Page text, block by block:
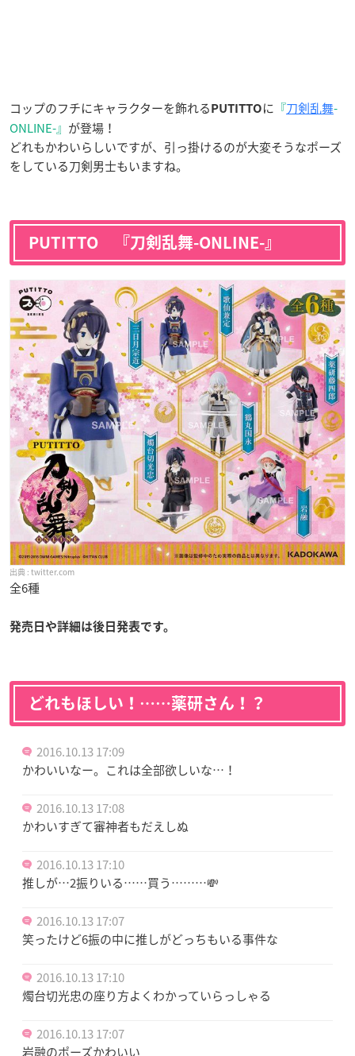
コップのフチにキャラクターを飾れる PUTITTO に 『刀剣乱舞-
ONLINE-』 が登場！
どれもかわいらしいですが、引っ掛けるのが大変そうなポーズ
をしている刀剣男士もいますね。
PUTITTO 『刀剣乱舞-ONLINE-』
twitter.com
全6種
発売日や詳細は後日発表です。
どれもほしい！……薬研さん！？
2016.10.13 17:09
かわいいなー。これは全部欲しいな…！
2016.10.13 17:08
かわいすぎて審神者もだえしぬ
2016.10.13 17:10
推しが…2振りいる……買う………💸
2016.10.13 17:07
笑ったけど6振の中に推しがどっちもいる事件な
2016.10.13 17:10
燭台切光忠の座り方よくわかっていらっしゃる
2016.10.13 17:07
岩融のポーズかわいい